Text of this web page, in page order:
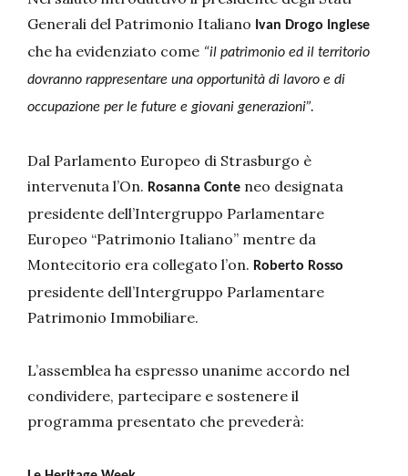
Generali del Patrimonio Italiano Ivan Drogo Inglese
che ha evidenziato come “il patrimonio ed il territorio
dovranno rappresentare una opportunità di lavoro e di
occupazione per le future e giovani generazioni”.
Dal Parlamento Europeo di Strasburgo è
intervenuta l’On. Rosanna Conte neo designata
presidente dell’Intergruppo Parlamentare
Europeo “Patrimonio Italiano” mentre da
Montecitorio era collegato l’on. Roberto Rosso
presidente dell’Intergruppo Parlamentare
Patrimonio Immobiliare.
L’assemblea ha espresso unanime accordo nel
condividere, partecipare e sostenere il
programma presentato che prevederà: